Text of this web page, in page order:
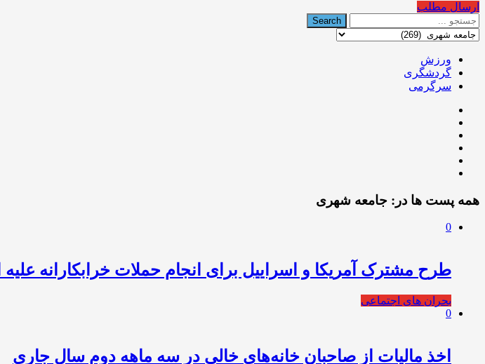
ارسال مطلب
ورزش
گردشگری
سرگرمی
همه پست ها در: جامعه شهری
0
طرح مشترک آمریکا و اسراییل برای انجام حملات خرابکارانه علیه
بحران های اجتماعی
0
اخذ مالیات از صاحبان خانه‌های خالی در سه ماهه دوم سال جاری